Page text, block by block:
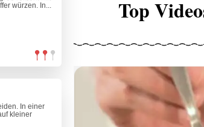
würzen. In...
In einer
kleiner
Top